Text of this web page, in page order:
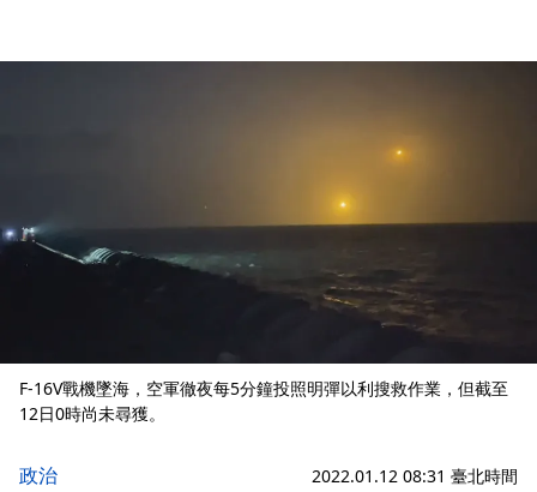
F-16V戰機墜海，空軍徹夜每5分鐘投照明彈以利搜救作業，但截至
12日0時尚未尋獲。
政治 2022.01.12 08:31 臺北時間